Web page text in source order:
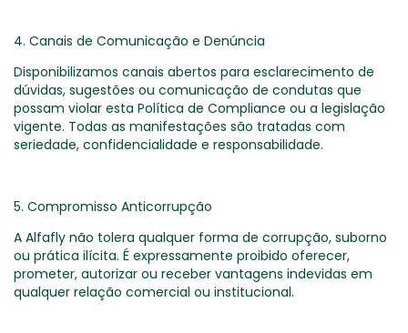
4. Canais de Comunicação e Denúncia
Disponibilizamos canais abertos para esclarecimento de
dúvidas, sugestões ou comunicação de condutas que
possam violar esta Política de Compliance ou a legislação
vigente. Todas as manifestações são tratadas com
seriedade, confidencialidade e responsabilidade.
5. Compromisso Anticorrupção
A Alfafly não tolera qualquer forma de corrupção, suborno
ou prática ilícita. É expressamente proibido oferecer,
prometer, autorizar ou receber vantagens indevidas em
qualquer relação comercial ou institucional.